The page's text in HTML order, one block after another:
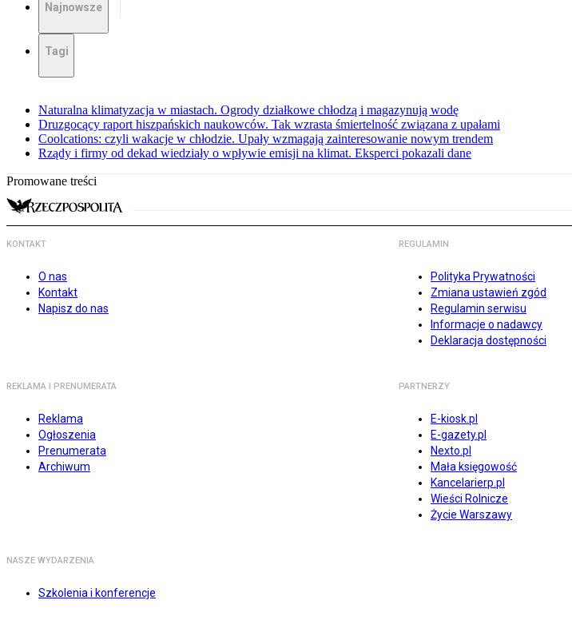
Najnowsze
Tagi
Naturalna klimatyzacja w miastach. Ogrody działkowe chłodzą i magazynują wodę
Druzgocący raport hiszpańskich naukowców. Tak wzrasta śmiertelność związana z upałami
Coolcations: czyli wakacje w chłodzie. Upały wzmagają zainteresowanie nowym trendem
Rządy i firmy od dekad wiedziały o wpływie emisji na klimat. Eksperci pokazali dane
Promowane treści
KONTAKT
O nas
Kontakt
Napisz do nas
REGULAMIN
Polityka Prywatności
Zmiana ustawień zgód
Regulamin serwisu
Informacje o nadawcy
Deklaracja dostępności
REKLAMA I PRENUMERATA
Reklama
Ogłoszenia
Prenumerata
Archiwum
PARTNERZY
E-kiosk.pl
E-gazety.pl
Nexto.pl
Mała księgowość
Kancelarierp.pl
Wieści Rolnicze
Życie Warszawy
NASZE WYDARZENIA
Szkolenia i konferencje